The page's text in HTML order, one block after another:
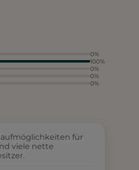
0%
100%
0%
0%
0%
für
viele nette